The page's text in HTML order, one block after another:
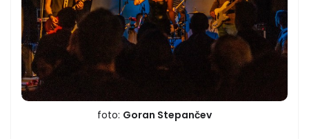
foto: Goran Stepančev